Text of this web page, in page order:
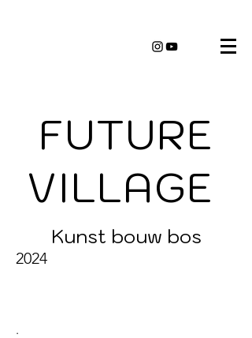
FUTURE
VILLAGE
Kunst bouw bos
2024
.